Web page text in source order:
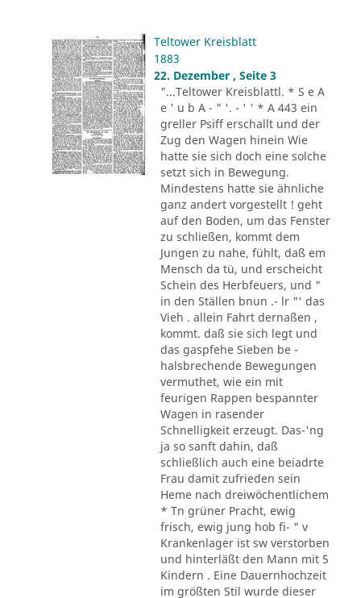
Teltower Kreisblatt
1883
22. Dezember , Seite 3
"...Teltower Kreisblattl. * S e A
e ' u b A - " '. - ' ' * A 443 ein
greller Psiff erschallt und der
Zug den Wagen hinein Wie
hatte sie sich doch eine solche
setzt sich in Bewegung.
Mindestens hatte sie ähnliche
ganz andert vorgestellt ! geht
auf den Boden, um das Fenster
zu schließen, kommt dem
Jungen zu nahe, fühlt, daß em
Mensch da tü, und erscheicht
Schein des Herbfeuers, und "
in den Ställen bnun .- lr "' das
Vieh . allein Fahrt dernaßen ,
kommt. daß sie sich legt und
das gaspfehe Sieben be -
halsbrechende Bewegungen
vermuthet, wie ein mit
feurigen Rappen bespannter
Wagen in rasender
Schnelligkeit erzeugt. Das-'ng
ja so sanft dahin, daß
schließlich auch eine beiadrte
Frau damit zufrieden sein
Heme nach dreiwöchentlichem
* Tn grüner Pracht, ewig
frisch, ewig jung hob fi- " v
Krankenlager ist sw verstorben
und hinterläßt den Mann mit 5
Kindern . Eine Dauernhochzeit
im größten Stil wurde dieser